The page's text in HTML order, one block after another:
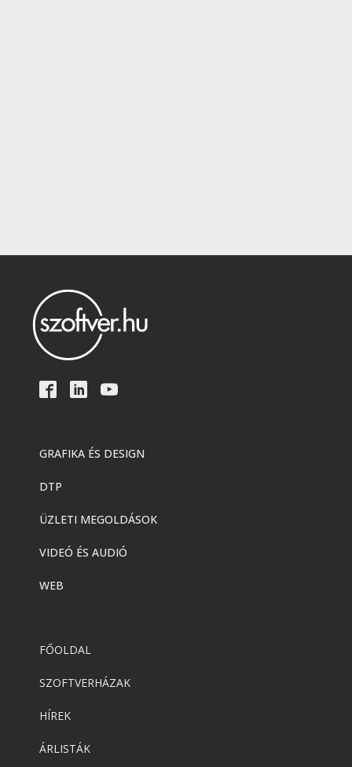
GRAFIKA ÉS DESIGN
DTP
ÜZLETI MEGOLDÁSOK
VIDEÓ ÉS AUDIÓ
WEB
FŐOLDAL
SZOFTVERHÁZAK
HÍREK
ÁRLISTÁK